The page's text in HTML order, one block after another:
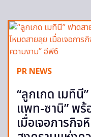
PR NEWS
“ลูกเกด เมทินี
แพท-ซานิ” พร้
เมื่อเจอภารกิ